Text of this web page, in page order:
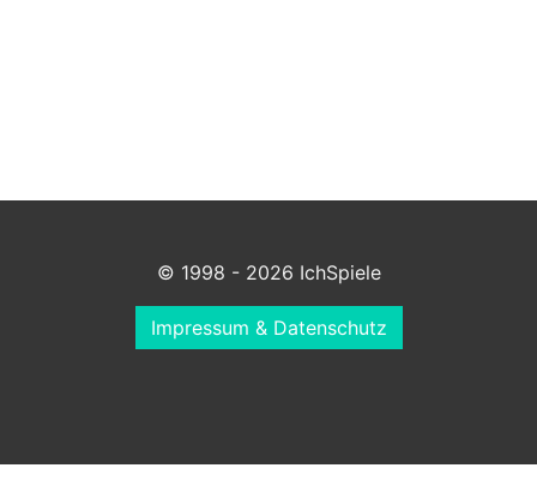
© 1998 - 2026 IchSpiele
Impressum & Datenschutz